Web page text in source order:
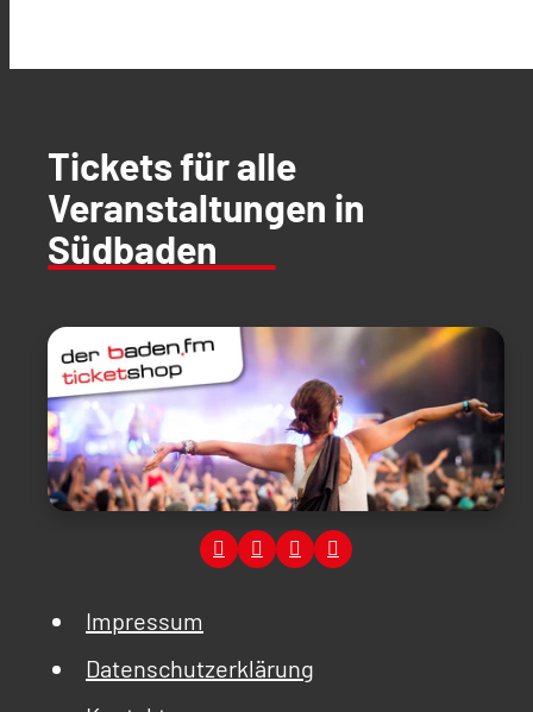
Tickets für alle
Veranstaltungen in
Südbaden
Impressum
Datenschutzerklärung